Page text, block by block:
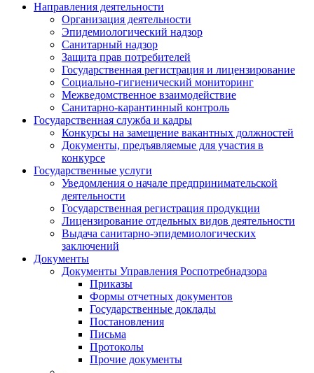
Направления деятельности
Организация деятельности
Эпидемиологический надзор
Санитарный надзор
Защита прав потребителей
Государственная регистрация и лицензирование
Социально-гигиенический мониторинг
Межведомственное взаимодействие
Санитарно-карантинный контроль
Государственная служба и кадры
Конкурсы на замещение вакантных должностей
Документы, предъявляемые для участия в
конкурсе
Государственные услуги
Уведомления о начале предпринимательской
деятельности
Государственная регистрация продукции
Лицензирование отдельных видов деятельности
Выдача санитарно-эпидемиологических
заключений
Документы
Документы Управления Роспотребнадзора
Приказы
Формы отчетных документов
Государственные доклады
Постановления
Письма
Протоколы
Прочие документы